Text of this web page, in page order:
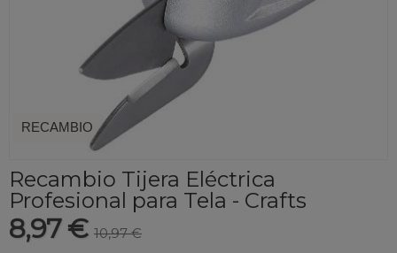
RECAMBIO
Recambio Tijera Eléctrica
Profesional para Tela - Crafts
8,97 € 10,97 €